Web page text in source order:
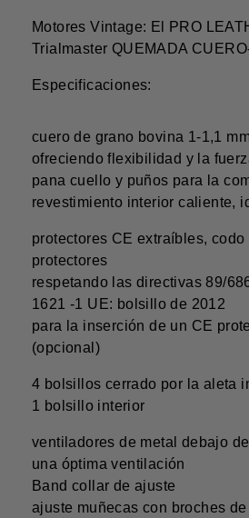
Motores Vintage: El PRO
Trialmaster QUEMADA
Especificaciones:
cuero de grano bovina 1-1,1
ofreciendo flexibilidad y la
pana cuello y puños para la
revestimiento interior caliente,
protectores CE extraíbles, codo
protectores
respetando las directivas 89/
1621 -1 UE: bolsillo de 2012
para la inserción de un CE
(opcional)
4 bolsillos cerrado por la aleta
1 bolsillo interior
ventiladores de metal debajo
una óptima ventilación
Band collar de ajuste
ajuste muñecas con broches